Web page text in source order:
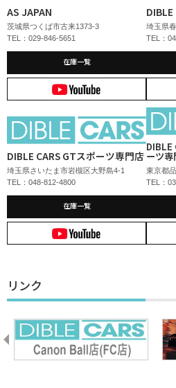
AS JAPAN
茨城県つくば市古来1373-3
TEL：029-846-5651
在庫一覧
埼玉県
TEL：
DIBLE CARS GTスポーツ専門店
埼玉県さいたま市岩槻区大野島4-1
TEL：048-812-4800
在庫一覧
DIBLE
ーツ専
東京都
TEL：
リンク